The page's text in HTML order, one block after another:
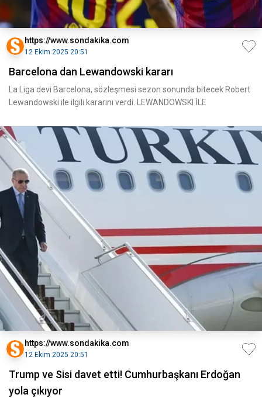
https://www.sondakika.com
12 Ekim 2025 20:51
Barcelona dan Lewandowski kararı
La Liga devi Barcelona, sözleşmesi sezon sonunda bitecek Robert
Lewandowski ile ilgili kararını verdi. LEWANDOWSKI İLE
https://www.sondakika.com
12 Ekim 2025 20:51
Trump ve Sisi davet etti! Cumhurbaşkanı Erdoğan
yola çıkıyor